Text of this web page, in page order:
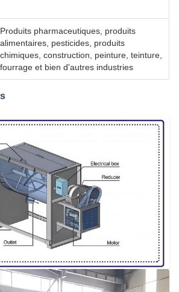
Produits pharmaceutiques, produits
alimentaires, pesticides, produits
chimiques, construction, peinture, teinture,
fourrage et bien d'autres industries